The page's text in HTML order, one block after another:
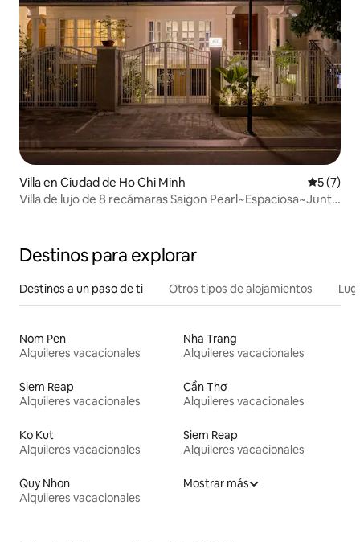
Villa en Ciudad de Ho Chi Minh
5 (7)
Villa de lujo de 8 recámaras Saigon Pearl~Espaciosa~Junto
Destinos para explorar
Destinos a un paso de ti Otros tipos de alojamientos
Nom Pen
Alquileres vacacionales
Nha Trang
Alquileres vacacionales
Siem Reap
Alquileres vacacionales
Cần Thơ
Alquileres vacacionales
Ko Kut
Alquileres vacacionales
Siem Reap
Alquileres vacacionales
Quy Nhon
Alquileres vacacionales
Mostrar más